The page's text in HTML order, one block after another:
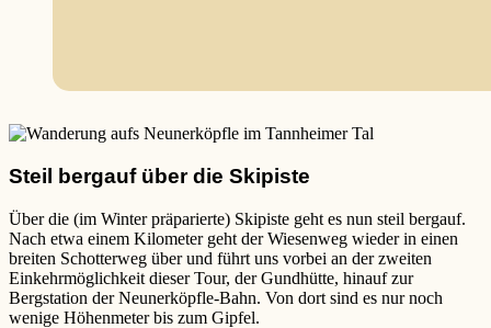
Steil bergauf über die Skipiste
Über die (im Winter präparierte) Skipiste geht es nun steil bergauf.
Nach etwa einem Kilometer geht der Wiesenweg wieder in einen
breiten Schotterweg über und führt uns vorbei an der zweiten
Einkehrmöglichkeit dieser Tour, der Gundhütte, hinauf zur
Bergstation der Neunerköpfle-Bahn. Von dort sind es nur noch
wenige Höhenmeter bis zum Gipfel.